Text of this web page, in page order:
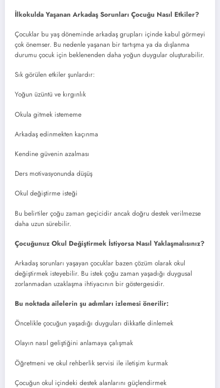
İlkokulda Yaşanan Arkadaş Sorunları Çocuğu Nasıl Etkiler?
Çocuklar bu yaş döneminde arkadaş grupları içinde kabul görmeyi
çok önemser. Bu nedenle yaşanan bir tartışma ya da dışlanma
durumu çocuk için beklenenden daha yoğun duygular oluşturabilir.
Sık görülen etkiler şunlardır:
Yoğun üzüntü ve kırgınlık
Okula gitmek istememe
Arkadaş edinmekten kaçınma
Kendine güvenin azalması
Ders motivasyonunda düşüş
Okul değiştirme isteği
Bu belirtiler çoğu zaman geçicidir ancak doğru destek verilmezse
daha uzun sürebilir.
Çocuğunuz Okul Değiştirmek İstiyorsa Nasıl Yaklaşmalısınız?
Arkadaş sorunları yaşayan çocuklar bazen çözüm olarak okul
değiştirmek isteyebilir. Bu istek çoğu zaman yaşadığı duygusal
zorlanmadan uzaklaşma ihtiyacının bir göstergesidir.
Bu noktada ailelerin şu adımları izlemesi önerilir:
Öncelikle çocuğun yaşadığı duyguları dikkatle dinlemek
Olayın nasıl geliştiğini anlamaya çalışmak
Öğretmeni ve okul rehberlik servisi ile iletişim kurmak
Çocuğun okul içindeki destek alanlarını güçlendirmek